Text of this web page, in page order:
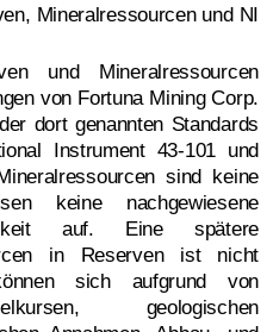
Mineralressourcen und NI
und Mineralressourcen
von Fortuna Mining Corp.
dort genannten Standards
Instrument 43-101 und
sind keine
keine nachgewiesene
auf. Eine spätere
in Reserven ist nicht
sich aufgrund von
geologischen